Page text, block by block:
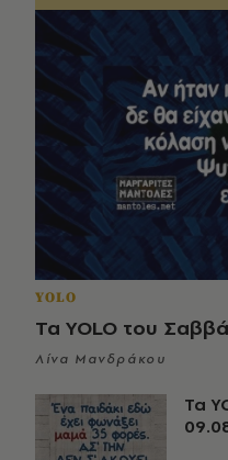
YOLO
Τα YOLO του
Λίνα Μανδράκου
Τα